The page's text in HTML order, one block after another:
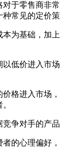
于零售商非
种常见的定价策
本为基础，加
以低价进入市
价格进入市场
竞争对手的产
者的心理偏好